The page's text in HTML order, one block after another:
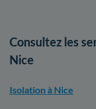
Consultez les
Nice
Isolation à Nice